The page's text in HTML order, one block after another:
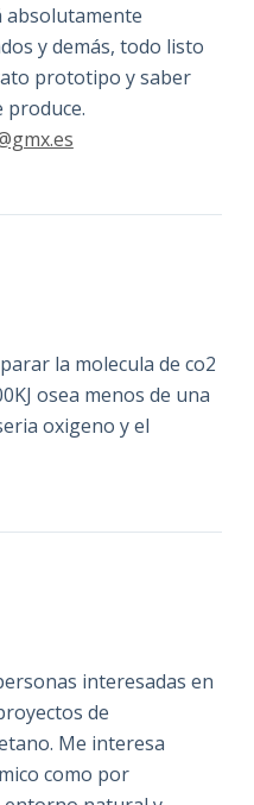
absolutamente
y demás, todo listo
prototipo y saber
produce.
la molecula de co2
osea menos de una
oxigeno y el
interesadas en
de
Me interesa
como por